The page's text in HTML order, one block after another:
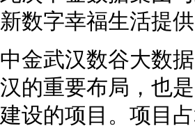
新数字幸福生活提
中金武汉数谷大数
汉的重要布局，也
建设的项目。项目